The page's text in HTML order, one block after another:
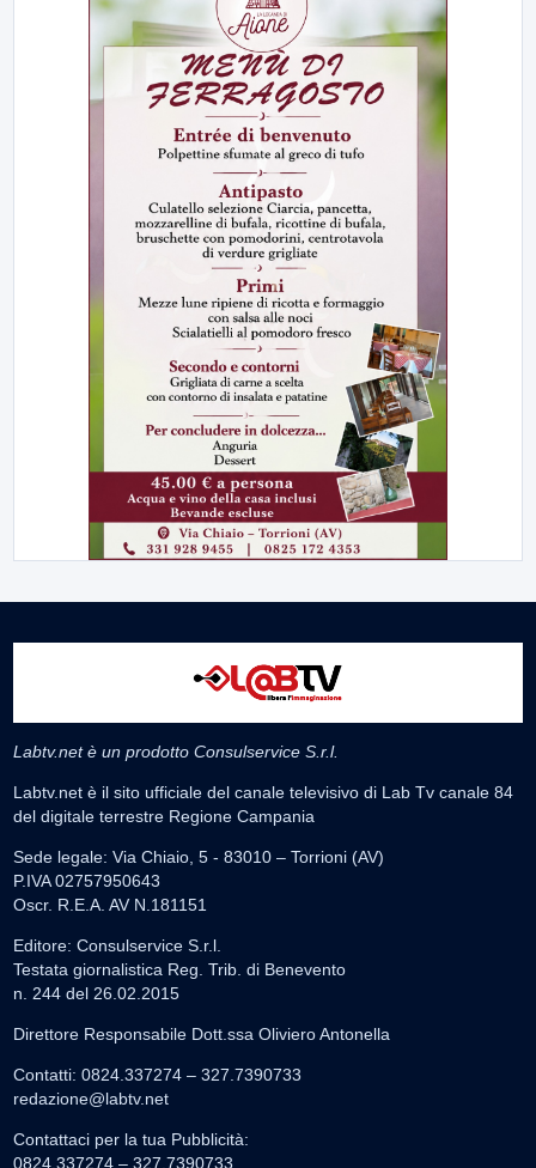
Labtv.net è un prodotto Consulservice S.r.l.
Labtv.net è il sito ufficiale del canale televisivo di Lab Tv canale 84
del digitale terrestre Regione Campania
Sede legale: Via Chiaio, 5 - 83010 – Torrioni (AV)
P.IVA 02757950643
Oscr. R.E.A. AV N.181151
Editore: Consulservice S.r.l.
Testata giornalistica Reg. Trib. di Benevento
n. 244 del 26.02.2015
Direttore Responsabile Dott.ssa Oliviero Antonella
Contatti: 0824.337274 – 327.7390733
redazione@labtv.net
Contattaci per la tua Pubblicità:
0824.337274 – 327.7390733